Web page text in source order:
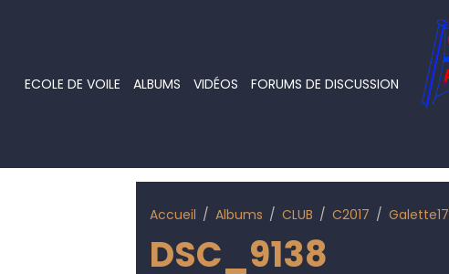
ECOLE DE VOILE ALBUMS VIDÉOS FORUMS DE DISCUSSION
Accueil Albums CLUB C2017 Galette17
DSC_9138